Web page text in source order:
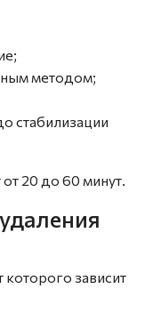
методом;
стабилизации
20 до 60 минут.
которого зависит